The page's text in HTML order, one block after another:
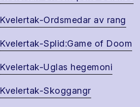
Kvelertak-Ordsmedar av rang
Kvelertak-Splid:Game of Doom
Kvelertak-Uglas hegemoni
Kvelertak-Skoggangr